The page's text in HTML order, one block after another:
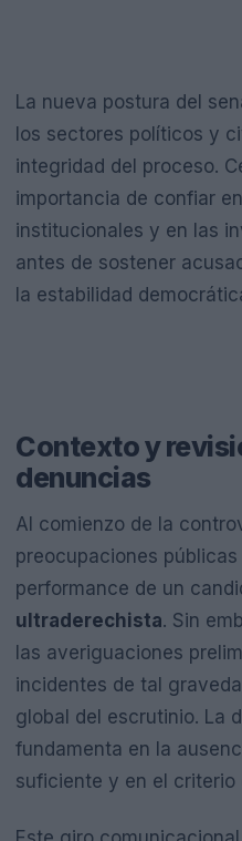
La nueva postura del
los sectores políticos y
integridad del proceso.
importancia de confiar
institucionales y en las
antes de sostener
la estabilidad
Contexto y
denuncias
Al comienzo de la
preocupaciones
performance de un
ultraderechista. Sin
las averiguaciones
incidentes de tal
global del escrutinio. La
fundamenta en la
suficiente y en el criterio